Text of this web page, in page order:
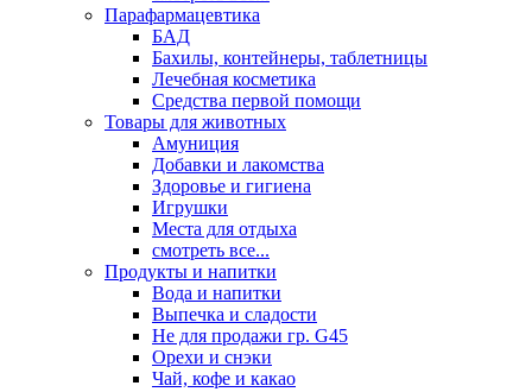
Парафармацевтика
БАД
Бахилы, контейнеры, таблетницы
Лечебная косметика
Средства первой помощи
Товары для животных
Амуниция
Добавки и лакомства
Здоровье и гигиена
Игрушки
Места для отдыха
смотреть все...
Продукты и напитки
Вода и напитки
Выпечка и сладости
Не для продажи гр. G45
Орехи и снэки
Чай, кофе и какао